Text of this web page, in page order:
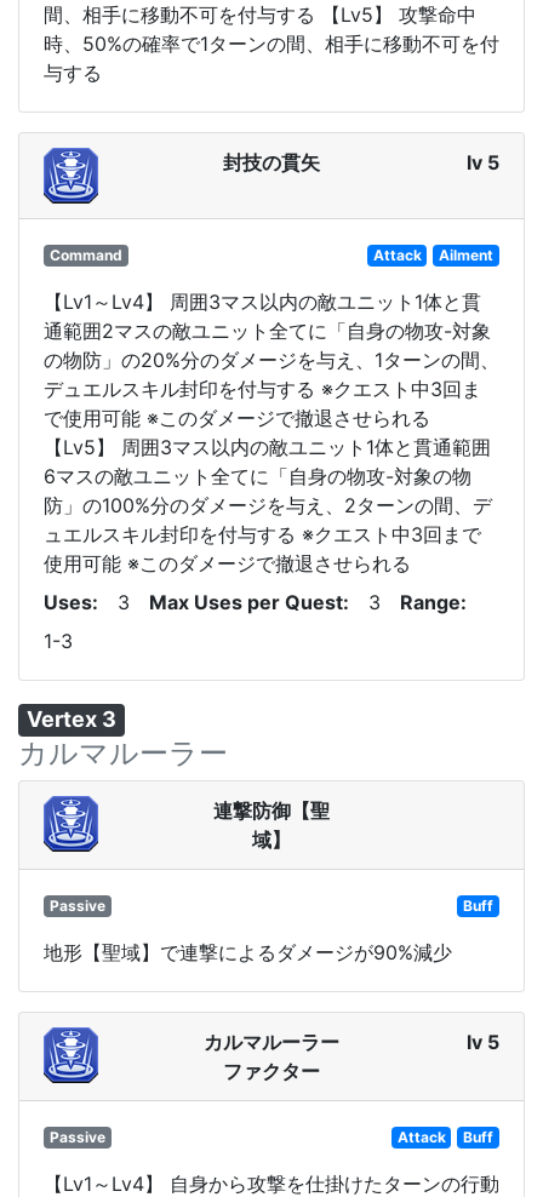
間、相手に移動不可を付与する 【Lv5】 攻撃命中
時、50%の確率で1ターンの間、相手に移動不可を付
与する
封技の貫矢 lv 5
Command Attack Ailment
【Lv1～Lv4】 周囲3マス以内の敵ユニット1体と貫
通範囲2マスの敵ユニット全てに「自身の物攻-対象
の物防」の20%分のダメージを与え、1ターンの間、
デュエルスキル封印を付与する ※クエスト中3回ま
で使用可能 ※このダメージで撤退させられる
【Lv5】 周囲3マス以内の敵ユニット1体と貫通範囲
6マスの敵ユニット全てに「自身の物攻-対象の物
防」の100%分のダメージを与え、2ターンの間、デ
ュエルスキル封印を付与する ※クエスト中3回まで
使用可能 ※このダメージで撤退させられる
Uses
3 Max Uses per Quest 3
Range
1-3
Vertex 3
カルマルーラー
連撃防御【聖
域】
Passive Buff
地形【聖域】で連撃によるダメージが90%減少
カルマルーラー
ファクター
lv 5
Passive Attack Buff
【Lv1～Lv4】 自身から攻撃を仕掛けたターンの行動